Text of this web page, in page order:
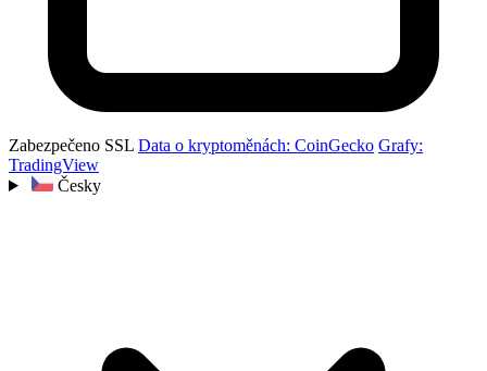
Zabezpečeno SSL Data o kryptoměnách: CoinGecko Grafy:
TradingView
Česky